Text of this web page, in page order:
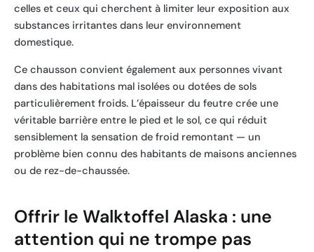
celles et ceux qui cherchent à limiter leur exposition aux
substances irritantes dans leur environnement
domestique.
Ce chausson convient également aux personnes vivant
dans des habitations mal isolées ou dotées de sols
particulièrement froids. L’épaisseur du feutre crée une
véritable barrière entre le pied et le sol, ce qui réduit
sensiblement la sensation de froid remontant — un
problème bien connu des habitants de maisons anciennes
ou de rez-de-chaussée.
Offrir le Walktoffel Alaska : une
attention qui ne trompe pas